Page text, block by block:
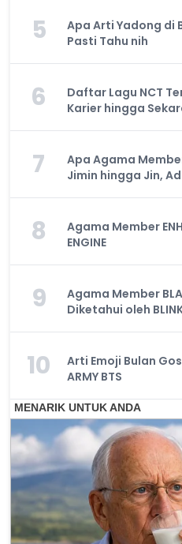
5
Apa Arti Yadong di
Pasti Tahu nih
6
Daftar Lagu NCT
Karier hingga
7
Apa Agama
Jimin hingga Jin,
8
Agama Member
ENGINE
9
Agama Member
Diketahui oleh
10
Arti Emoji Bulan
ARMY BTS